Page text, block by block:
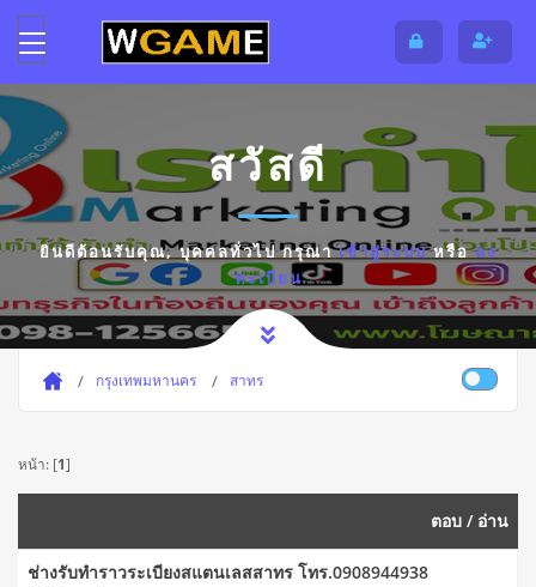
สวัสดี
ยินดีต้อนรับคุณ,บุคคลทั่วไปกรุณาเข้าสู่ระบบหรือลง
ทะเบียน
กรุงเทพมหานคร สาทร
หน้า: [1]
ตอบ / อ่าน
ช่างรับทำราวระเบียงสแตนเลสสาทร โทร.0908944938